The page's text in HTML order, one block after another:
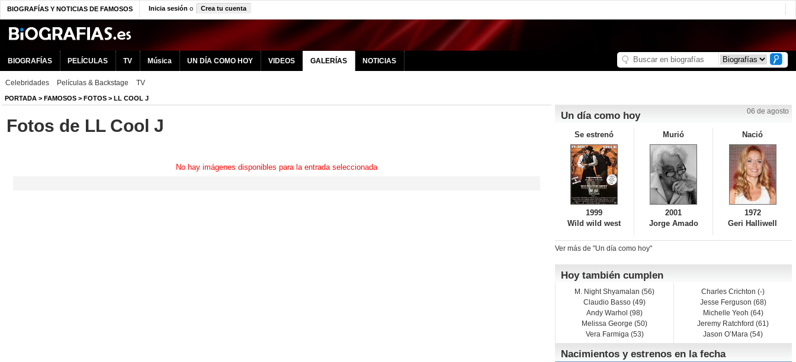
BIOGRAFÍAS Y NOTICIAS DE FAMOSOS Inicia sesión o Crea tu cuenta
BIOGRAFÍAS PELÍCULAS TV Música UN DÍA COMO HOY VIDEOS GALERÍAS NOTICIAS
Celebridades Películas & Backstage TV
PORTADA > FAMOSOS > FOTOS > LL COOL J
Fotos de LL Cool J
No hay imágenes disponibles para la entrada seleccionada
Un día como hoy 06 de agosto
Se estrenó
1999
Wild wild west
Murió
2001
Jorge Amado
Nació
1972
Geri Halliwell
Ver más de "Un día como hoy"
Hoy también cumplen
M. Night Shyamalan (56)
Claudio Basso (49)
Andy Warhol (98)
Melissa George (50)
Vera Farmiga (53)
Charles Crichton (-)
Jesse Ferguson (68)
Michelle Yeoh (64)
Jeremy Ratchford (61)
Jason O’Mara (54)
Nacimientos y estrenos en la fecha